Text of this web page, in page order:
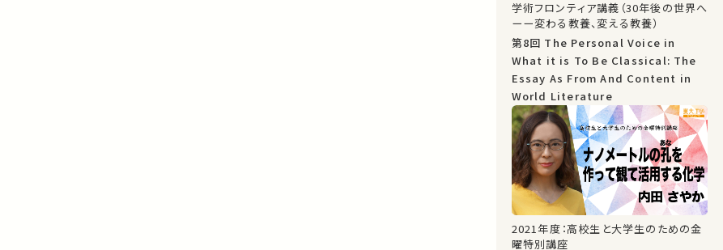
学術フロンティア講義（30年後の世界へ
ーー変わる教養、変える教養）
第8回 The Personal Voice in
What it is To Be Classical: The
Essay As From And Content in
World Literature
2021年度：高校生と大学生のための金
曜特別講座